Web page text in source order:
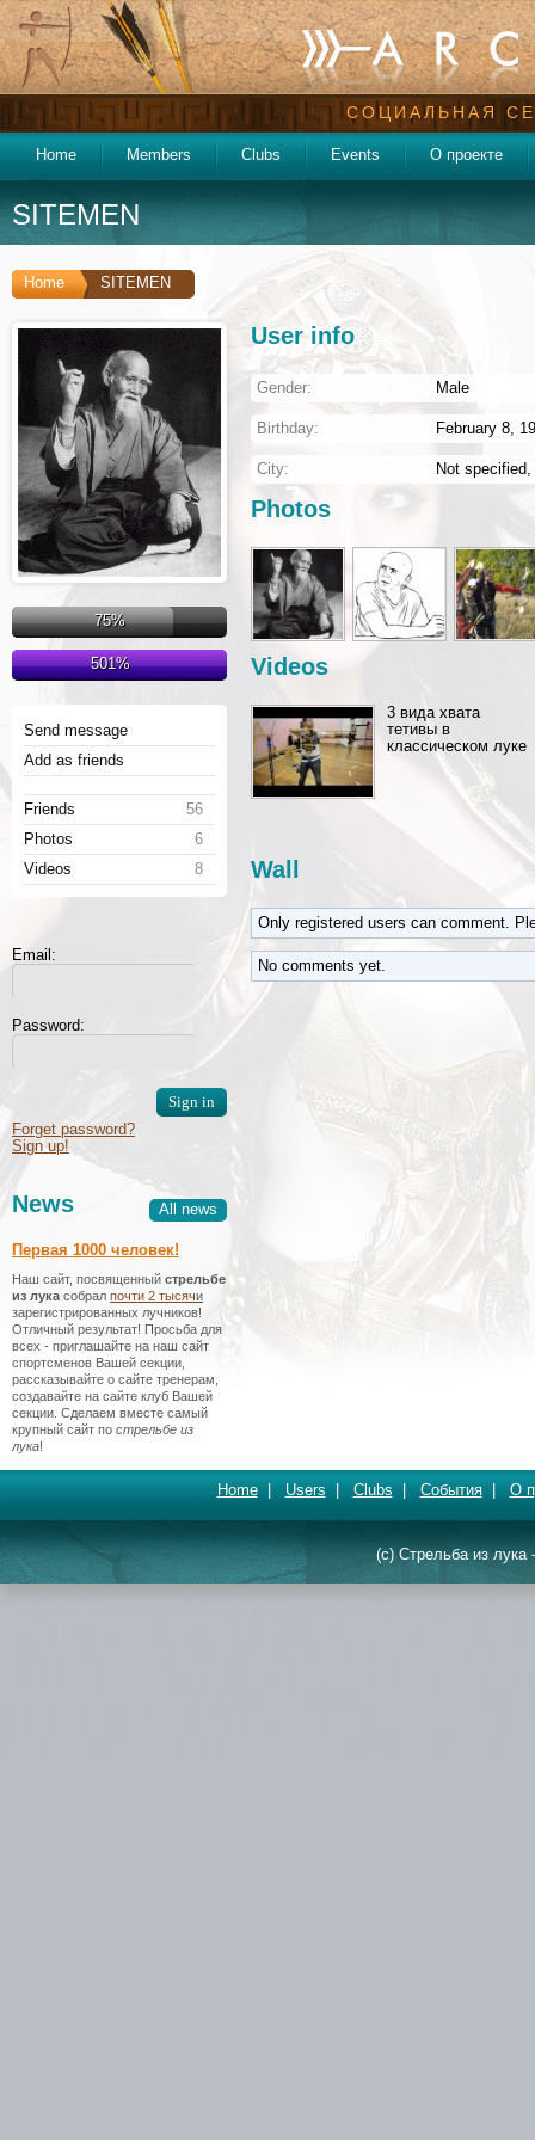
СОЦИАЛЬНАЯ
Home Members Clubs Events О проекте
SITEMEN
Home SITEMEN
75%
501%
Send message
Add as friends
56
Friends
6
Photos
8
Videos
Email:
Password:
Forget password?
Sign up!
All news
News
Первая 1000 человек!
Наш сайт, посвященный стрельбе
из лука собрал почти 2 тысячи
зарегистрированных лучников!
Отличный результат! Просьба для
всех - приглашайте на наш сайт
спортсменов Вашей секции,
рассказывайте о сайте тренерам,
создавайте на сайте клуб Вашей
секции. Сделаем вместе самый
крупный сайт по стрельбе из
лука!
User info
Gender: Male
Birthday: February 8,
City: Not specified,
Photos
Videos
3 вида хвата
тетивы в
классическом луке
Wall
Only registered users can comment.
No comments yet.
Home| Users Clubs События| О
(c) Стрельба из лука